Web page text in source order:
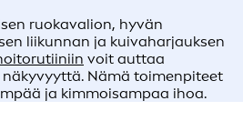
ruokavalion, hyvän
liikunnan ja kuivaharjauksen
voit auttaa
Nämä toimenpiteet
ja kimmoisampaa ihoa.